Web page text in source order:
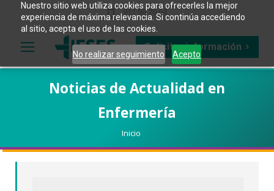
Nuestro sitio web utiliza cookies para ofrecerles la mejor
experiencia de máxima relevancia. Si continúa accediendo
al sitio, acepta el uso de las cookies.
No realizar seguimiento Acepto
911 98 70 64
Solicitar información
Noticias de Actualidad en
Enfermería
Estás aquí:
Inicio